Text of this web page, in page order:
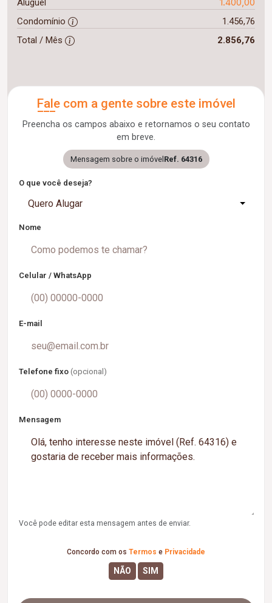
Aluguel
Condomínio
1.456,76
Total / Mês
2.856,76
Fale com a gente sobre este imóvel
Preencha os campos abaixo e retornamos o seu contato
em breve.
Mensagem sobre o imóvel Ref. 64316
O que você deseja?
Quero Alugar
Nome
Celular / WhatsApp
E-mail
Telefone fixo (opcional)
Mensagem
Você pode editar esta mensagem antes de enviar.
Concordo com os Termos e Privacidade